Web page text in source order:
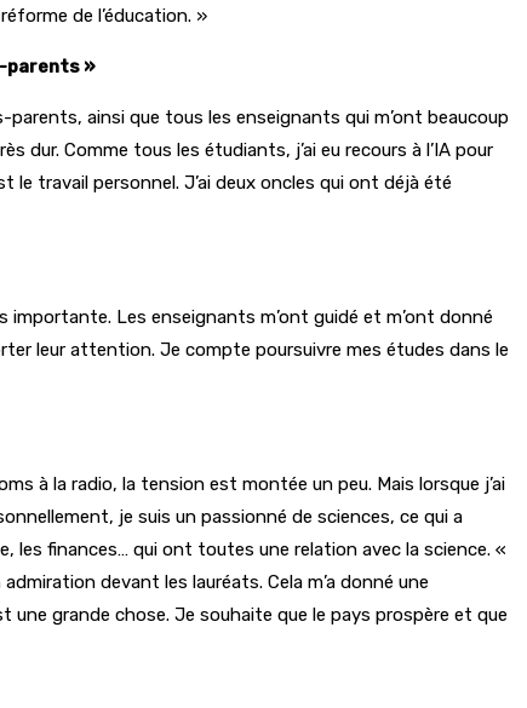
de l’éducation. »
parents »
ainsi que tous les enseignants qui m’ont beaucoup
dur. Comme tous les étudiants, j’ai eu recours à l’IA pour
travail personnel. J’ai deux oncles qui ont déjà été
Les enseignants m’ont guidé et m’ont donné
leur attention. Je compte poursuivre mes études dans le
à la radio, la tension est montée un peu. Mais lorsque j’ai
je suis un passionné de sciences, ce qui a
les finances… qui ont toutes une relation avec la science. «
devant les lauréats. Cela m’a donné une
une grande chose. Je souhaite que le pays prospère et que